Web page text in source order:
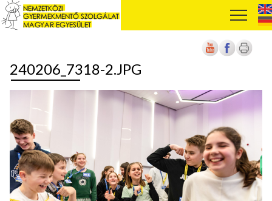
240206_7318-2.JPG